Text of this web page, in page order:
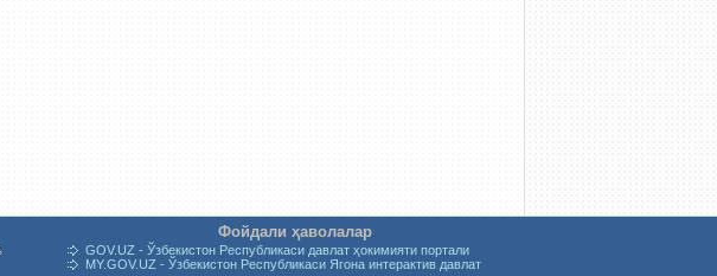
Фойдали ҳаволалар
GOV.UZ - Ўзбекистон Республикаси давлат ҳокимияти портали
MY.GOV.UZ - Ўзбекистон Республикаси Ягона интерактив давлат